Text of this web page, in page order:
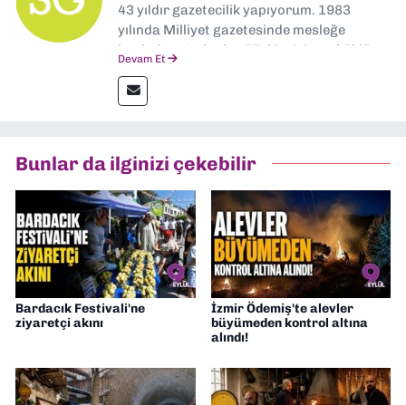
43 yıldır gazetecilik yapıyorum. 1983
yılında Milliyet gazetesinde mesleğe
başladım. Ardından Türkiye’nin en köklü
muhabir, editör, müdür yardımcısı ve spor
müdürü olarak görev yaptım. Ayrıca Yeni
Gazetesi'nde editörlük yapıyorum
Devam Et
Bunlar da ilginizi çekebilir
Bardacık Festivali'ne
ziyaretçi akını
İzmir Ödemiş'te alevler
büyümeden kontrol altına
alındı!